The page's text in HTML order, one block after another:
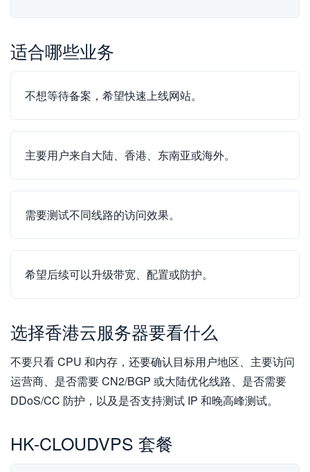
适合哪些业务
不想等待备案，希望快速上线网站。
主要用户来自大陆、香港、东南亚或海外。
需要测试不同线路的访问效果。
希望后续可以升级带宽、配置或防护。
选择香港云服务器要看什么
不要只看 CPU 和内存，还要确认目标用户地区、主要访问
运营商、是否需要 CN2/BGP 或大陆优化线路、是否需要
DDoS/CC 防护，以及是否支持测试 IP 和晚高峰测试。
HK-CLOUDVPS 套餐